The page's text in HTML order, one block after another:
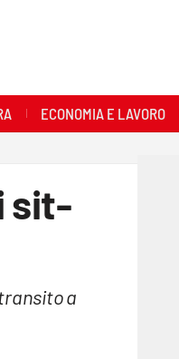
ECONOMIA E LAVORO
sit-
a